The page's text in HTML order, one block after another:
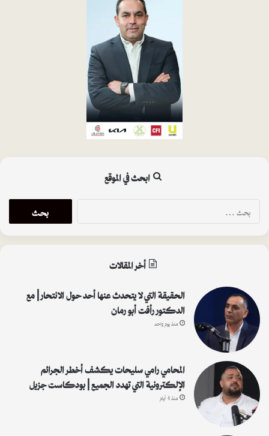
ابحث في الموقع
ب
ح
:
أخر المقالات
الحقيقة التي لا يتحدث عنها أحد حول الانتحار | مع
الدكتور رأفت أبو رمان
منذ يوم واحد
المحامي رامي سليحات يكشف أخطر الجرائم
الإلكترونية التي تهدد الجميع | بودكاست جزيل
منذ 4 أيام